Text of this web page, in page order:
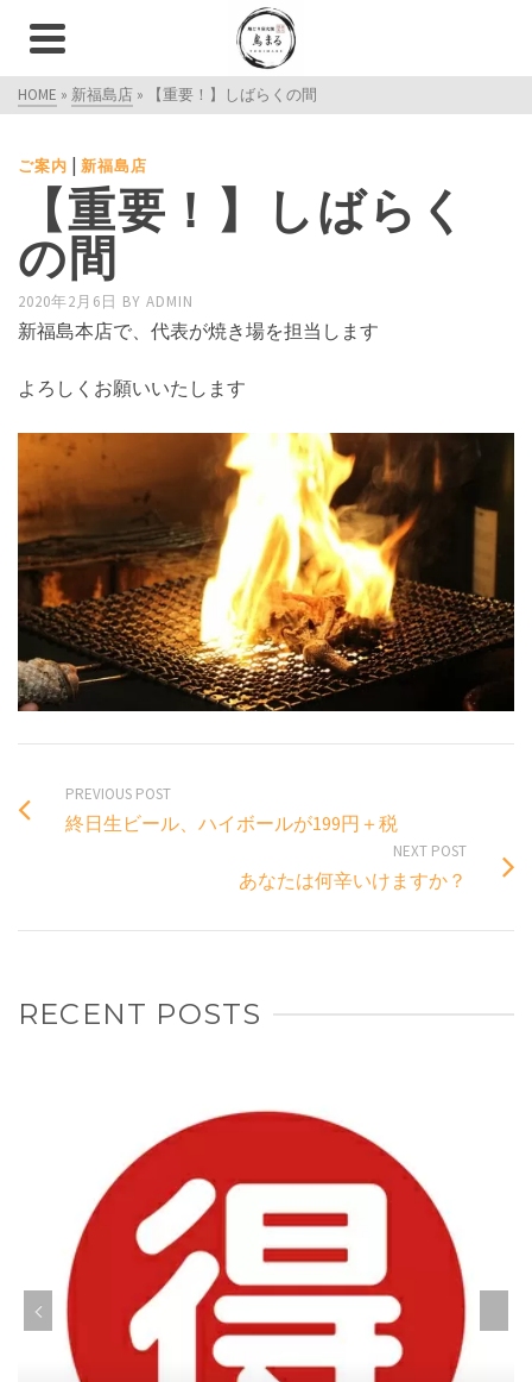
HOME » 新福島店 » 【重要！】しばらくの間
ご案内 | 新福島店
【重要！】しばらく
の間
2020年2月6日 BY ADMIN
新福島本店で、代表が焼き場を担当します
よろしくお願いいたします
PREVIOUS POST
終日生ビール、ハイボールが199円＋税
NEXT POST
あなたは何辛いけますか？
RECENT POSTS